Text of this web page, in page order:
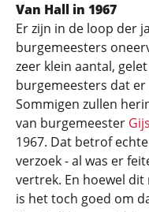
Van Hall in 1967
Er zijn in de loop der
burgemeesters
zeer klein aantal,
burgemeesters dat er
Sommigen zullen
van burgemeester
1967. Dat betrof
verzoek - al was er
vertrek. En hoewel
is het toch goed om